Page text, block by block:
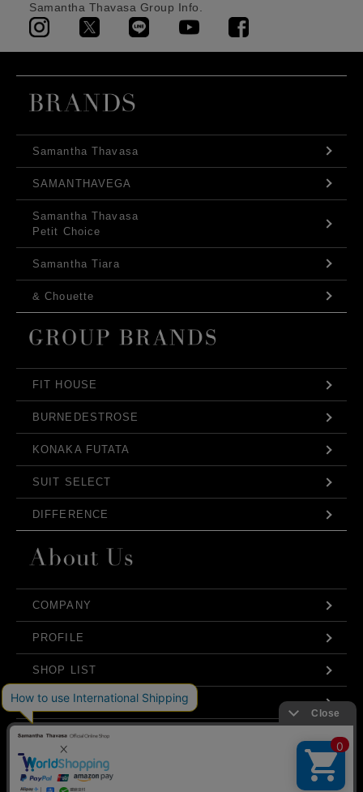
Samantha Thavasa Group Info.
Samantha Thavasa
SAMANTHAVEGA
Samantha Thavasa
Petit Choice
Samantha Tiara
& Chouette
FIT HOUSE
BURNEDESTROSE
KONAKA FUTATA
SUIT SELECT
DIFFERENCE
COMPANY
PROFILE
SHOP LIST
IR
STRATEGY
CSR
弊社はCookieを利用し、Webの利便性向上に努め
ております。「承諾する」をクリックしていただ
くと、お客様に最適な内容を提供することが可能
承諾する